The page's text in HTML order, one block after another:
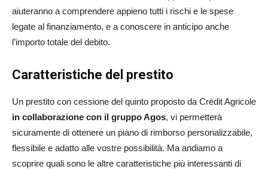
aiuteranno a comprendere appieno tutti i rischi e le spese
legate al finanziamento, e a conoscere in anticipo anche
l’importo totale del debito.
Caratteristiche del prestito
Un prestito con cessione del quinto proposto da Crédit Agricole
in collaborazione con il gruppo Agos, vi permetterà
sicuramente di ottenere un piano di rimborso personalizzabile,
flessibile e adatto alle vostre possibilità. Ma andiamo a
scoprire quali sono le altre caratteristiche più interessanti di